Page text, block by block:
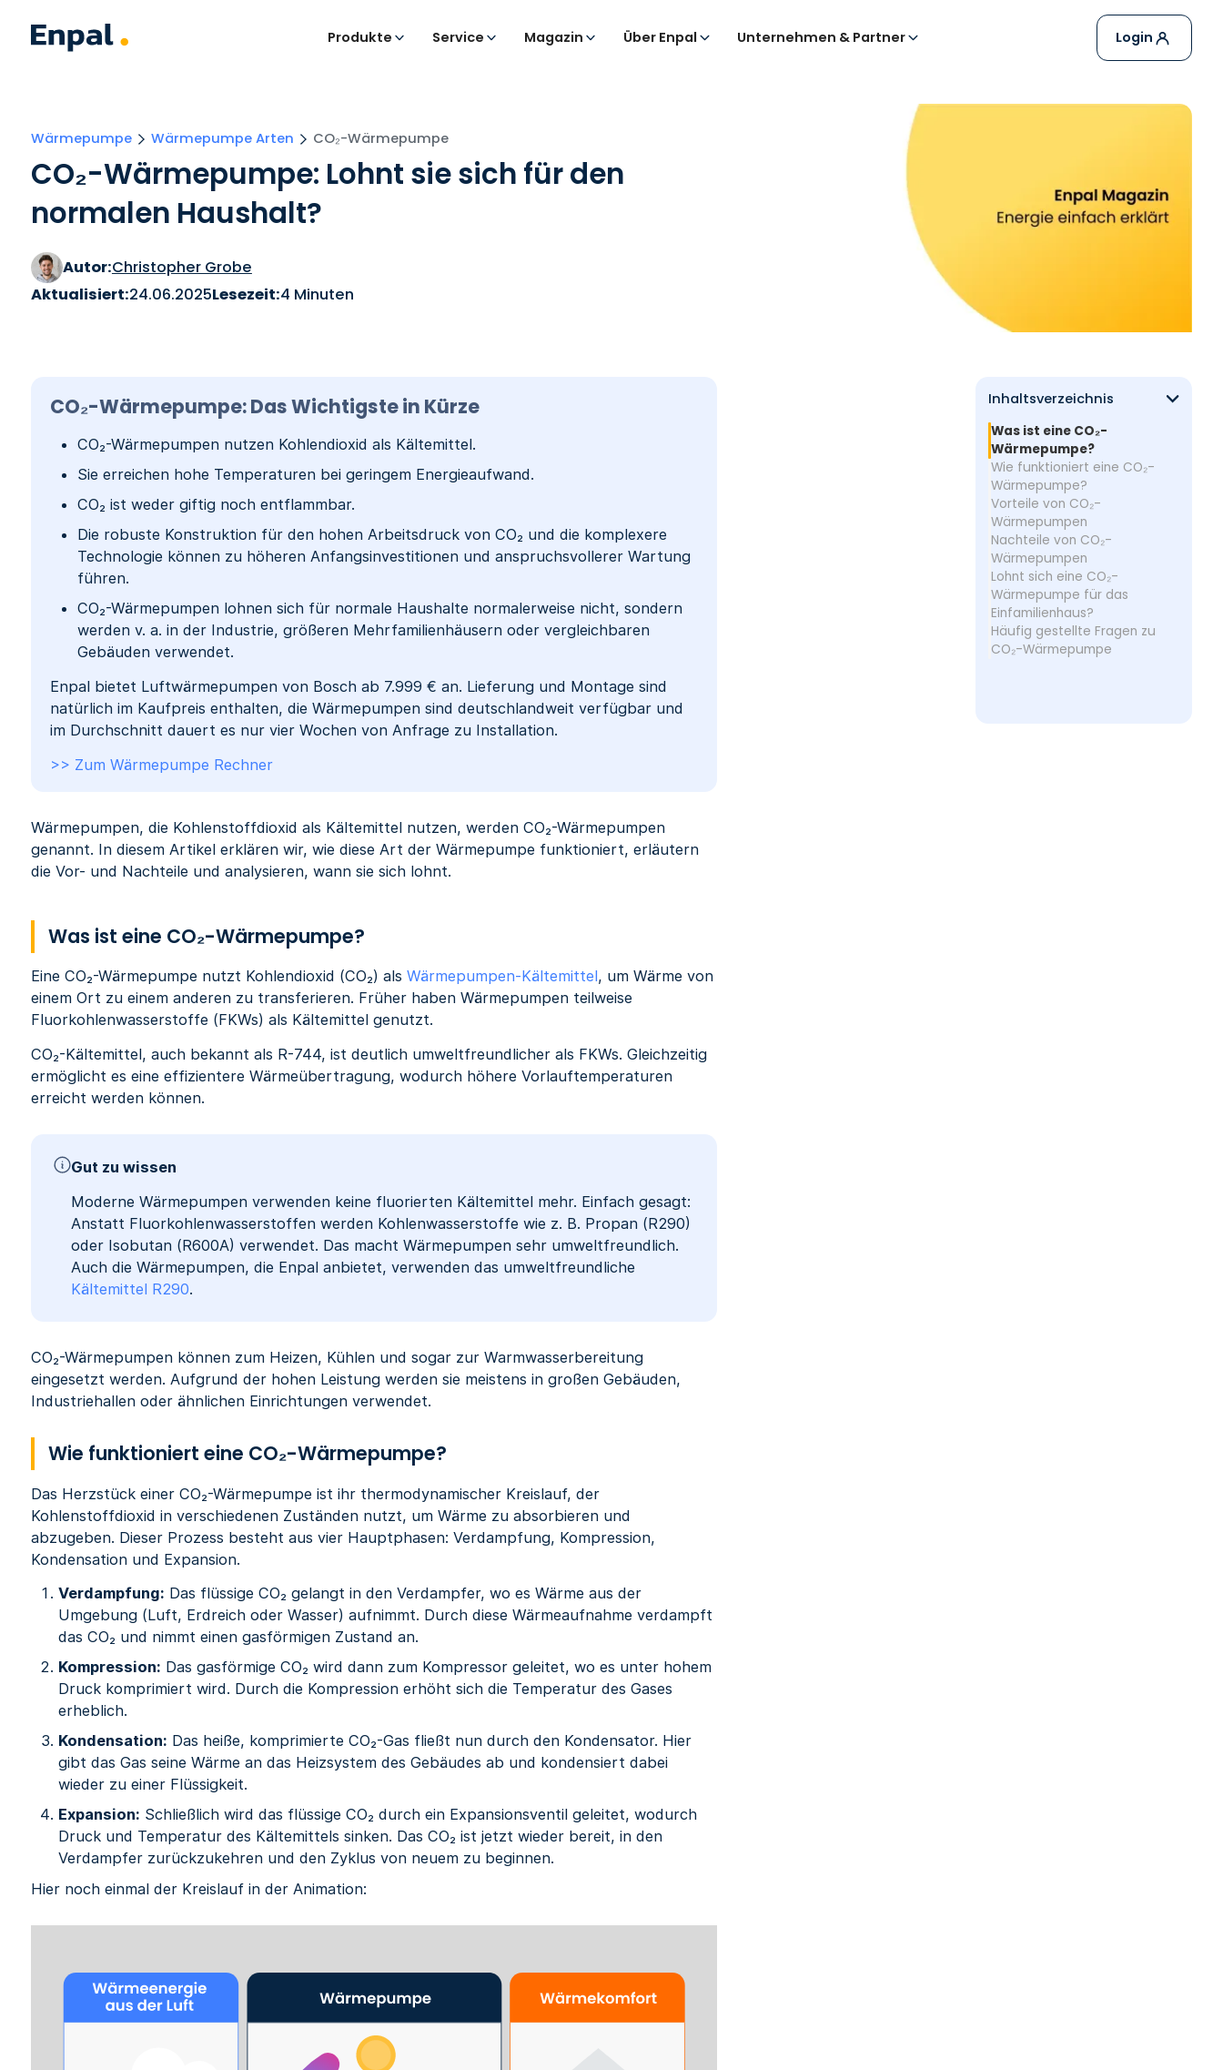
Produkte Service Magazin Über Enpal Unternehmen & Partner Login
Wärmepumpe Wärmepumpe Arten CO₂-Wärmepumpe
CO₂-Wärmepumpe: Lohnt sie sich für den
normalen Haushalt?
Autor:Christopher Grobe
Aktualisiert:24.06.2025Lesezeit:4 Minuten
CO₂-Wärmepumpe: Das Wichtigste in Kürze
CO₂-Wärmepumpen nutzen Kohlendioxid als Kältemittel.
Sie erreichen hohe Temperaturen bei geringem Energieaufwand.
CO₂ ist weder giftig noch entflammbar.
Die robuste Konstruktion für den hohen Arbeitsdruck von CO₂ und die komplexere
Technologie können zu höheren Anfangsinvestitionen und anspruchsvollerer Wartung
führen.
CO₂-Wärmepumpen lohnen sich für normale Haushalte normalerweise nicht, sondern
werden v. a. in der Industrie, größeren Mehrfamilienhäusern oder vergleichbaren
Gebäuden verwendet.
Enpal bietet Luftwärmepumpen von Bosch ab 7.999 € an. Lieferung und Montage sind
natürlich im Kaufpreis enthalten, die Wärmepumpen sind deutschlandweit verfügbar und
im Durchschnitt dauert es nur vier Wochen von Anfrage zu Installation.
>> Zum Wärmepumpe Rechner
Wärmepumpen, die Kohlenstoffdioxid als Kältemittel nutzen, werden CO₂-Wärmepumpen
genannt. In diesem Artikel erklären wir, wie diese Art der Wärmepumpe funktioniert, erläutern
die Vor- und Nachteile und analysieren, wann sie sich lohnt.
Was ist eine CO₂-Wärmepumpe?
Eine CO₂-Wärmepumpe nutzt Kohlendioxid (CO₂) alsWärmepumpen-Kältemittel, um Wärme von
einem Ort zu einem anderen zu transferieren. Früher haben Wärmepumpen teilweise
Fluorkohlenwasserstoffe (FKWs) als Kältemittel genutzt.
CO₂-Kältemittel, auch bekannt als R-744, ist deutlich umweltfreundlicher als FKWs. Gleichzeitig
ermöglicht es eine effizientere Wärmeübertragung, wodurch höhere Vorlauftemperaturen
erreicht werden können.
Gut zu wissen
Moderne Wärmepumpen verwenden keine fluorierten Kältemittel mehr. Einfach gesagt:
Anstatt Fluorkohlenwasserstoffen werden Kohlenwasserstoffe wie z. B. Propan (R290)
oder Isobutan (R600A) verwendet. Das macht Wärmepumpen sehr umweltfreundlich.
Auch die Wärmepumpen, die Enpal anbietet, verwenden das umweltfreundliche
Kältemittel R290. ‍
CO₂-Wärmepumpen können zum Heizen, Kühlen und sogar zur Warmwasserbereitung
eingesetzt werden. Aufgrund der hohen Leistung werden sie meistens in großen Gebäuden,
Industriehallen oder ähnlichen Einrichtungen verwendet.
Wie funktioniert eine CO₂-Wärmepumpe?
Das Herzstück einer CO₂-Wärmepumpe ist ihr thermodynamischer Kreislauf, der
Kohlenstoffdioxid in verschiedenen Zuständen nutzt, um Wärme zu absorbieren und
abzugeben. Dieser Prozess besteht aus vier Hauptphasen: Verdampfung, Kompression,
Kondensation und Expansion.
Verdampfung: Das flüssige CO₂ gelangt in den Verdampfer, wo es Wärme aus der
Umgebung (Luft, Erdreich oder Wasser) aufnimmt. Durch diese Wärmeaufnahme verdampft
das CO₂ und nimmt einen gasförmigen Zustand an.
Kompression: Das gasförmige CO₂ wird dann zum Kompressor geleitet, wo es unter hohem
Druck komprimiert wird. Durch die Kompression erhöht sich die Temperatur des Gases
erheblich.
Kondensation: Das heiße, komprimierte CO₂-Gas fließt nun durch den Kondensator. Hier
gibt das Gas seine Wärme an das Heizsystem des Gebäudes ab und kondensiert dabei
wieder zu einer Flüssigkeit.
Expansion: Schließlich wird das flüssige CO₂ durch ein Expansionsventil geleitet, wodurch
Druck und Temperatur des Kältemittels sinken. Das CO₂ ist jetzt wieder bereit, in den
Verdampfer zurückzukehren und den Zyklus von neuem zu beginnen.
Hier noch einmal der Kreislauf in der Animation:
Inhaltsverzeichnis
Was ist eine CO₂-
Wärmepumpe?
Wie funktioniert eine CO₂-
Wärmepumpe?
Vorteile von CO₂-
Wärmepumpen
Nachteile von CO₂-
Wärmepumpen
Lohnt sich eine CO₂-
Wärmepumpe für das
Einfamilienhaus?
Häufig gestellte Fragen zu
CO₂-Wärmepumpe